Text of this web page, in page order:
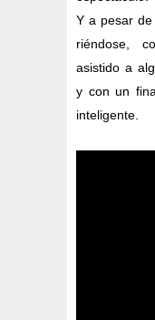
Y a pesar
riéndose,
asistido a
y con un
inteligente.